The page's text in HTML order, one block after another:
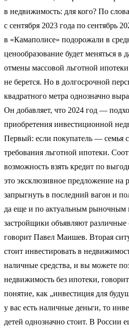
в недвижимость: для кого? По
с сентября 2023 года по сентябрь
в «Камаполисе» подорожали в
ценообразование будет меняться в
отмены массовой льготной
не берется. Но в долгосрочной
квадратного метра однозначно
Он добавляет, что 2024 год —
приобретения инвестиционной
Первый: если покупатель — семья
требования льготной ипотеки.
возможность взять кредит по
это эксклюзивное предложение
запрыгнуть в последний вагон и
да еще и по актуальным рыночным
застройщики объявляют
говорит Павел Маишев. Вторая
стоит инвестировать в
наличные средства, и вы можете
недвижимость без ипотеки,
понятие, как „инвестиция для
у вас есть наличные деньги, то
детей однозначно стоит. В России